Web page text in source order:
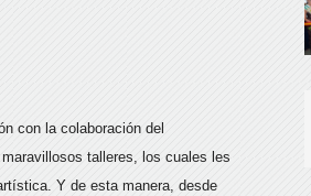
con la colaboración del
talleres, los cuales les
Y de esta manera, desde